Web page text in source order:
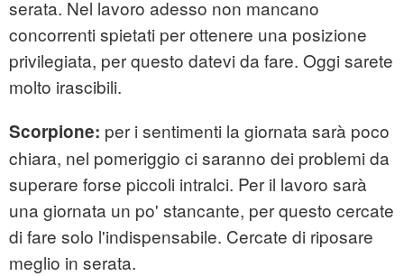
serata. Nel lavoro adesso non mancano
concorrenti spietati per ottenere una posizione
privilegiata, per questo datevi da fare. Oggi sarete
molto irascibili.
Scorpione: per i sentimenti la giornata sarà poco
chiara, nel pomeriggio ci saranno dei problemi da
superare forse piccoli intralci. Per il lavoro sarà
una giornata un po' stancante, per questo cercate
di fare solo l'indispensabile. Cercate di riposare
meglio in serata.